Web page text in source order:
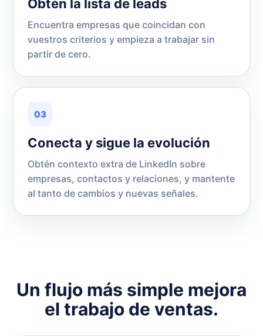
Obtén la lista de leads
Encuentra empresas que coincidan con
vuestros criterios y empieza a trabajar sin
partir de cero.
03
Conecta y sigue la evolución
Obtén contexto extra de LinkedIn sobre
empresas, contactos y relaciones, y mantente
al tanto de cambios y nuevas señales.
Un flujo más simple mejora
el trabajo de ventas.